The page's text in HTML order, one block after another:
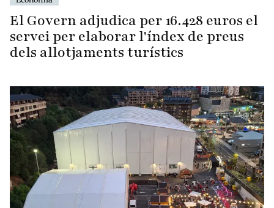
El Govern adjudica per 16.428 euros el
servei per elaborar l'índex de preus
dels allotjaments turístics